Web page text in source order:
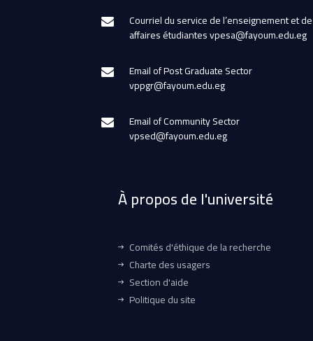
Courriel du service de l’enseignement et
affaires étudiantes vpesa@fayoum.edu.eg
Email of Post Graduate Sector
vppgr@fayoum.edu.eg
Email of Community Sector
vpsed@fayoum.edu.eg
À propos de l'université
Comités d'éthique de la recherche
Charte des usagers
Section d'aide
Politique du site